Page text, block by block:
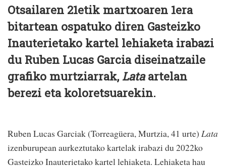
Otsailaren 21etik martxoaren 1era
bitartean ospatuko diren Gasteizko
Inauterietako kartel lehiaketa irabazi
du Ruben Lucas Garcia diseinatzaile
grafiko murtziarrak, Lataartelan
berezi eta koloretsuarekin.
Ruben Lucas Garciak (Torreagüera, Murtzia, 41 urte) Lata
izenburupean aurkeztutako kartelak irabazi du 2022ko
Gasteizko Inauterietako kartel lehiaketa. Lehiaketa hau